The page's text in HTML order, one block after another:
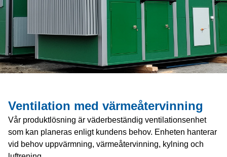
Ventilation med värmeåtervinning
Vår produktlösning är väderbeständig ventilationsenhet
som kan planeras enligt kundens behov. Enheten hanterar
vid behov uppvärmning, värmeåtervinning, kylning och